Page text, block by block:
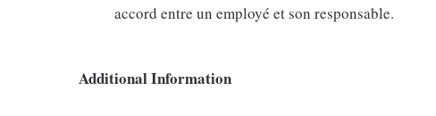
accord entre un employé et son responsable.
Additional Information